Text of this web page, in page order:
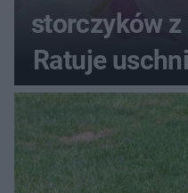
storczyków
Ratuje